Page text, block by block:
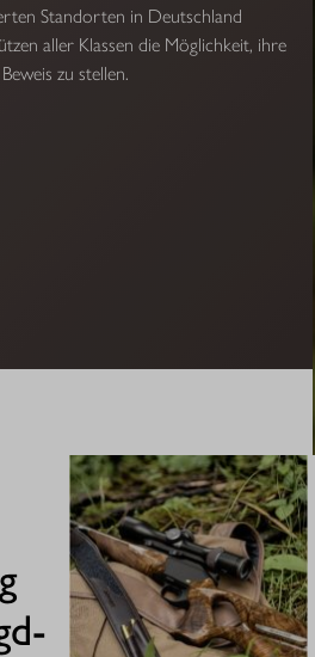
Standorten in Deutschland
aller Klassen die Möglichkeit, ihre
zu stellen.